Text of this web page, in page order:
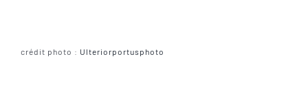
crédit photo : Ulteriorportusphoto